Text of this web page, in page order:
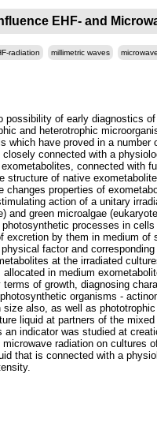
EHF- and
radiation millimetric waves
possibility of early diagnostics
and heterotrophic
which have proved in a
connected with a
connected with
structure of native
changes properties of
action of a unitary
and green microalgae
processes in
by them in medium
factor and
at the irradiated
in medium
of growth, diagnosing
organisms -
also, as well as
liquid at partners of the
an indicator was studied at
radiation on cultures
that is connected with a